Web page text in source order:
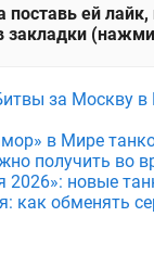
поставь ей
(нажми
за Москву
в Мире
получить во
новые
как обменять